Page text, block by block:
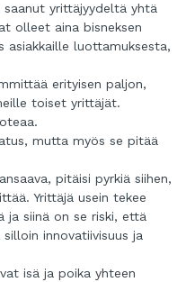
yrittäjyydeltä yhtä
olleet aina bisneksen
asiakkaille luottamuksesta,
erityisen paljon,
toiset yrittäjät.
mutta myös se pitää
pitäisi pyrkiä siihen,
Yrittäjä usein tekee
ja siinä on se riski, että
innovatiivisuus ja
isä ja poika yhteen